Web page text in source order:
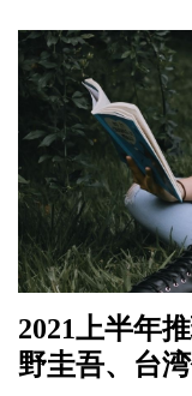
2021上半年
野圭吾、台